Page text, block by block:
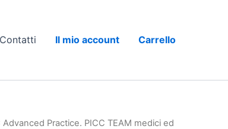
Contatti Il mio account Carrello
Advanced Practice. PICC TEAM medici ed